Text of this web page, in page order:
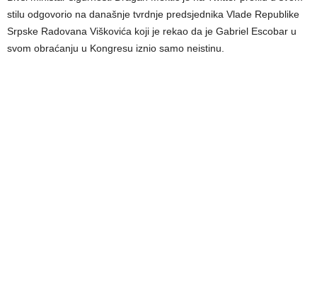
stilu odgovorio na današnje tvrdnje predsjednika Vlade Republike
Srpske Radovana Viškovića koji je rekao da je Gabriel Escobar u
svom obraćanju u Kongresu iznio samo neistinu.